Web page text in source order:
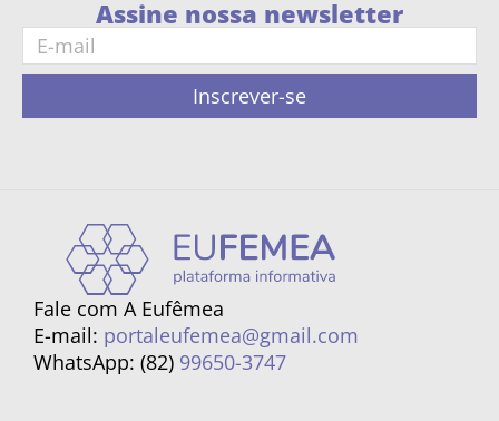
Assine nossa newsletter
Inscrever-se
Fale com A Eufêmea
E-mail: portaleufemea@gmail.com
WhatsApp: (82) 99650-3747